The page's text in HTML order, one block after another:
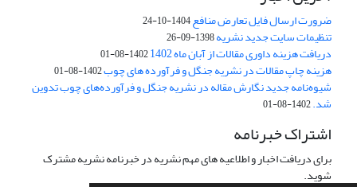
ضرورت ارسال فایل تعارض منافع1404-10-24
تنظیمات سایت جدید نشریه1398-09-26
دریافت هزینه داوری مقالات از آبان ماه 1402 1402-08-01
هزینه چاپ مقالات در نشریه جنگل و فرآورده های چوب1402-08-01
شیوه‌نامه جدید نگارش مقاله در نشریه جنگل و فرآورده‌های چوب تدوین
شد.1402-08-01
اشتراک خبرنامه
برای دریافت اخبار و اطلاعیه های مهم نشریه در خبرنامه نشریه مشترک
شوید.